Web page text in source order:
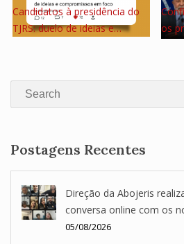
Candidatos à presidência do
TJRS: duelo de ideias e…
os
Search
Postagens Recentes
Direção da Abojeris
conversa online com os
05/08/2026